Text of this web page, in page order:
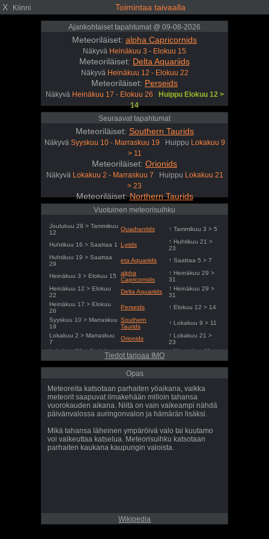
X Kiinni Toimintaa taivaalla
Ajankohtaiset tapahtumat @ 09-08-2026
Meteoriläiset: alpha Capricornids
Näkyvä Heinäkuu 3 - Elokuu 15
Meteoriläiset: Delta Aquariids
Näkyvä Heinäkuu 12 - Elokuu 22
Meteoriläiset: Perseids
Näkyvä Heinäkuu 17 - Elokuu 26
Huippu Elokuu 12 >
14
Seuraavat tapahtumat
Meteoriläiset: Southern Taurids
Näkyvä Syyskuu 10 - Marraskuu 19 Huippu Lokakuu 9
> 11
Meteoriläiset: Orionids
Näkyvä Lokakuu 2 - Marraskuu 7 Huippu Lokakuu 21
> 23
Meteoriläiset:Northern Taurids
Lokakuu 20 - Joulukuu 9Huippu
Vuotuinen meteorisuihku
Joulukuu 28 > Tammikuu
12
Quadrantids ↑ Tammikuu 3 > 5
Huhtikuu 16 > Saattaa 1 Lyrids
↑ Huhtikuu 21 >
23
Huhtikuu 19 > Saattaa
29
eta Aquariids ↑ Saattaa 5 > 7
Heinäkuu 3 > Elokuu 15
alpha
Capricornids
↑ Heinäkuu 29 >
31
Heinäkuu 12 > Elokuu
22
Delta Aquariids
↑ Heinäkuu 29 >
31
Heinäkuu 17 > Elokuu
26
Perseids
↑ Elokuu 12 > 14
Syyskuu 10 > Marraskuu
19
Southern
Taurids
↑ Lokakuu 9 > 11
Lokakuu 2 > Marraskuu
7
Orionids
↑ Lokakuu 21 >
23
Lokakuu 20 > Joulukuu
Northern Taurids
↑ Marraskuu 11 >
Marraskuu 6 > Joulukuu
Leonids
↑ Marraskuu 16 >
18
Geminids
15
Joulukuu 17 > Joulukuu
27
Ursids
↑ Joulukuu 21 >
23
Tiedot tarjoaa IMO
Opas
Meteoreita katsotaan parhaiten yöaikana, vaikka
meteorit saapuvat ilmakehään milloin tahansa
vuorokauden aikana. Niitä on vain vaikeampi nähdä
päivänvalossa auringonvalon ja hämärän lisäksi.
Mikä tahansa läheinen ympäröivä valo tai kuutamo
voi vaikeuttaa katselua. Meteorisuihku katsotaan
parhaiten kaukana kaupungin valoista.
Wikipedia